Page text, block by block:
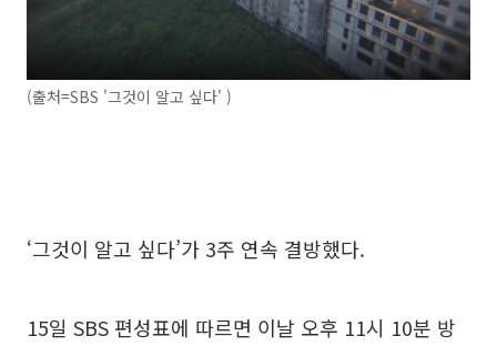
(출처=SBS '그것이 알고 싶다' )
‘그것이 알고 싶다’가 3주 연속 결방했다.
15일 SBS 편성표에 따르면 이날 오후 11시 10분 방